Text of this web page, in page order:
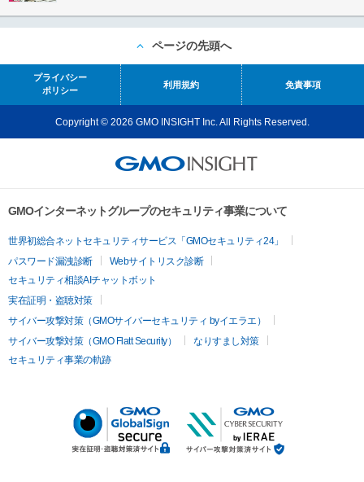
ページの先頭へ
プライバシー
ポリシー
利用規約 免責事項
Copyright © 2026 GMO INSIGHT Inc. All Rights Reserved.
GMOインターネットグループのセキュリティ事業について
世界初総合ネットセキュリティサービス「GMOセキュリティ24」
パスワード漏洩診断
Webサイトリスク診断
セキュリティ相談AIチャットボット
実在証明・盗聴対策
サイバー攻撃対策（GMOサイバーセキュリティ byイエラエ）
サイバー攻撃対策（GMO Flatt Security）
なりすまし対策
セキュリティ事業の軌跡